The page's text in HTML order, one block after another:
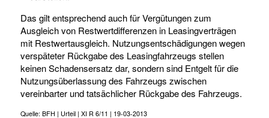
Das gilt entsprechend auch für Vergütungen zum
Ausgleich von Restwertdifferenzen in Leasingverträgen
mit Restwertausgleich. Nutzungsentschädigungen wegen
verspäteter Rückgabe des Leasingfahrzeugs stellen
keinen Schadensersatz dar, sondern sind Entgelt für die
Nutzungsüberlassung des Fahrzeugs zwischen
vereinbarter und tatsächlicher Rückgabe des Fahrzeugs.
Quelle: BFH | Urteil | XI R 6/11 | 19-03-2013